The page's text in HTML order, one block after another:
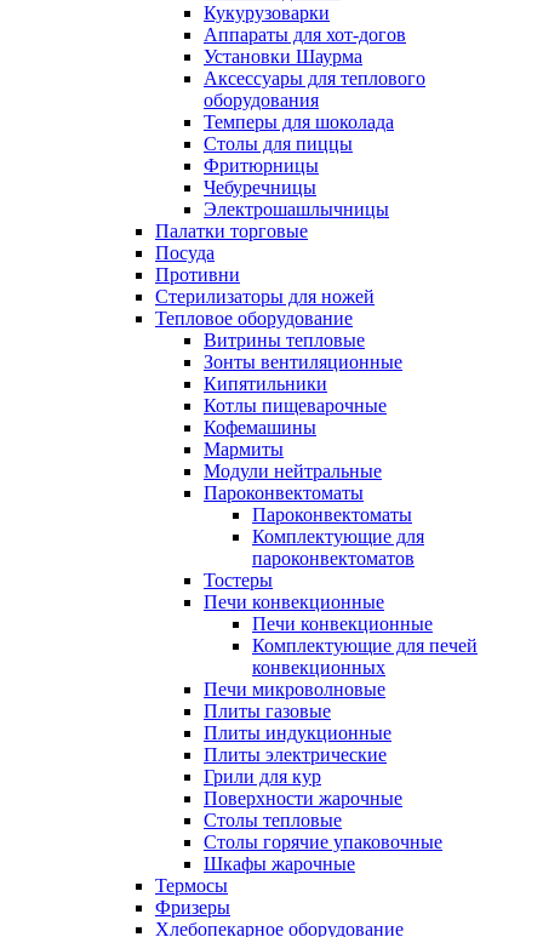
Кукурузоварки
Аппараты для хот-догов
Установки Шаурма
Аксессуары для теплового
оборудования
Темперы для шоколада
Столы для пиццы
Фритюрницы
Чебуречницы
Электрошашлычницы
Палатки торговые
Посуда
Противни
Стерилизаторы для ножей
Тепловое оборудование
Витрины тепловые
Зонты вентиляционные
Кипятильники
Котлы пищеварочные
Кофемашины
Мармиты
Модули нейтральные
Пароконвектоматы
Пароконвектоматы
Комплектующие для
пароконвектоматов
Тостеры
Печи конвекционные
Печи конвекционные
Комплектующие для печей
конвекционных
Печи микроволновые
Плиты газовые
Плиты индукционные
Плиты электрические
Грили для кур
Поверхности жарочные
Столы тепловые
Столы горячие упаковочные
Шкафы жарочные
Термосы
Фризеры
Хлебопекарное оборудование